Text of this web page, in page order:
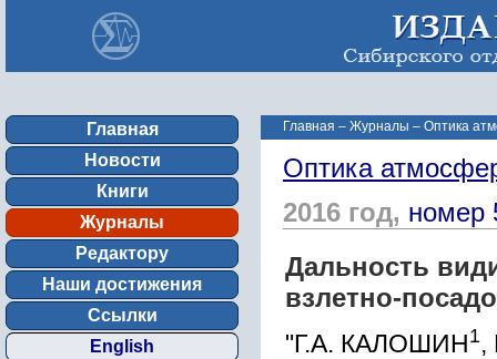
Главная
Новости
Книги
Журналы
Редактору
Наши достижения
Ссылки
English
Главная – Журналы – Оптика
Оптика
2016 год, номер
Дальность
взлетно-
"Г.А. КАЛОШИН1,